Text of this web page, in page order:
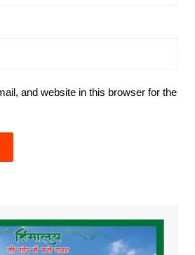
and website in this browser for the